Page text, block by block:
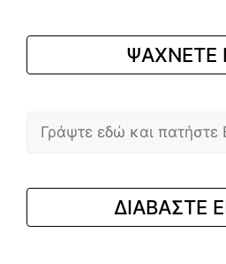
ΨΑΧΝΕΤΕ
ΔΙΑΒΑΣΤΕ